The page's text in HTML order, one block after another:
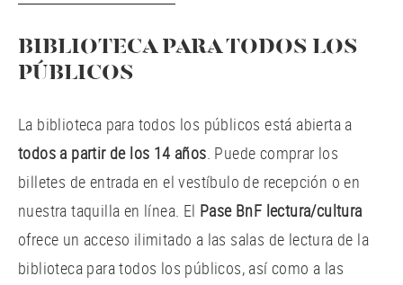
BIBLIOTECA PARA TODOS LOS
PÚBLICOS
La biblioteca para todos los públicos está abierta a
todos a partir de los 14 años. Puede comprar los
billetes de entrada en el vestíbulo de recepción o en
nuestra taquilla en línea. El Pase BnF lectura/cultura
ofrece un acceso ilimitado a las salas de lectura de la
biblioteca para todos los públicos, así como a las